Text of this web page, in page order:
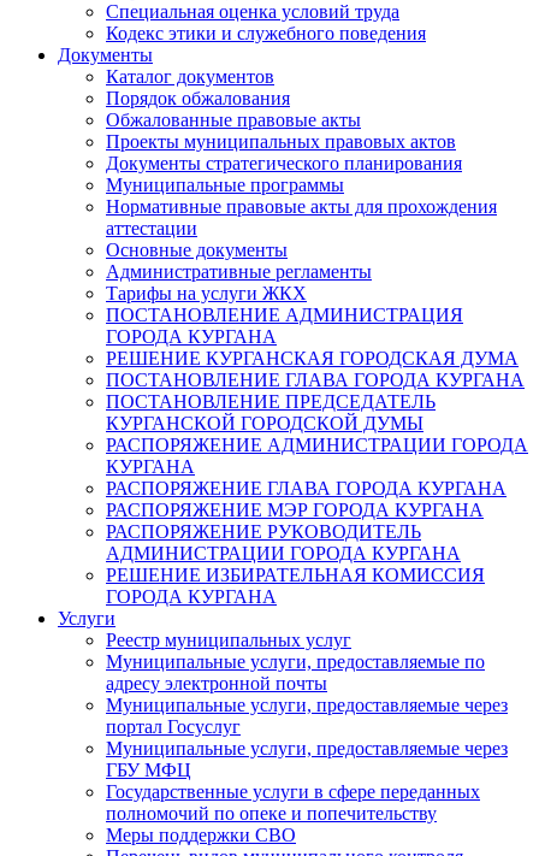
Специальная оценка условий труда
Кодекс этики и служебного поведения
Документы
Каталог документов
Порядок обжалования
Обжалованные правовые акты
Проекты муниципальных правовых актов
Документы стратегического планирования
Муниципальные программы
Нормативные правовые акты для прохождения
аттестации
Основные документы
Административные регламенты
Тарифы на услуги ЖКХ
ПОСТАНОВЛЕНИЕ АДМИНИСТРАЦИЯ
ГОРОДА КУРГАНА
РЕШЕНИЕ КУРГАНСКАЯ ГОРОДСКАЯ ДУМА
ПОСТАНОВЛЕНИЕ ГЛАВА ГОРОДА КУРГАНА
ПОСТАНОВЛЕНИЕ ПРЕДСЕДАТЕЛЬ
КУРГАНСКОЙ ГОРОДСКОЙ ДУМЫ
РАСПОРЯЖЕНИЕ АДМИНИСТРАЦИИ ГОРОДА
КУРГАНА
РАСПОРЯЖЕНИЕ ГЛАВА ГОРОДА КУРГАНА
РАСПОРЯЖЕНИЕ МЭР ГОРОДА КУРГАНА
РАСПОРЯЖЕНИЕ РУКОВОДИТЕЛЬ
АДМИНИСТРАЦИИ ГОРОДА КУРГАНА
РЕШЕНИЕ ИЗБИРАТЕЛЬНАЯ КОМИССИЯ
ГОРОДА КУРГАНА
Услуги
Реестр муниципальных услуг
Муниципальные услуги, предоставляемые по
адресу электронной почты
Муниципальные услуги, предоставляемые через
портал Госуслуг
Муниципальные услуги, предоставляемые через
ГБУ МФЦ
Государственные услуги в сфере переданных
полномочий по опеке и попечительству
Меры поддержки СВО